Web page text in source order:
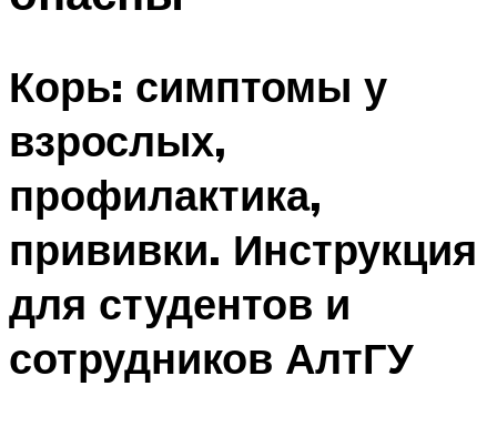
Корь: симптомы у
взрослых,
профилактика,
прививки. Инструкция
для студентов и
сотрудников АлтГУ